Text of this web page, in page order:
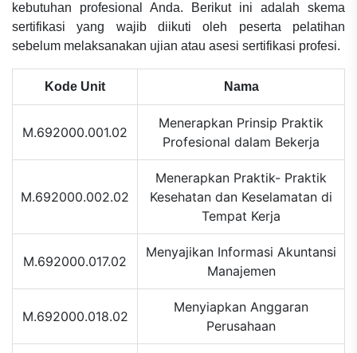
kebutuhan profesional Anda. Berikut ini adalah skema
sertifikasi yang wajib diikuti oleh peserta pelatihan
sebelum melaksanakan ujian atau asesi sertifikasi profesi.
Kode Unit Nama
M.692000.001.02
Menerapkan Prinsip Praktik
Profesional dalam Bekerja
M.692000.002.02
Menerapkan Praktik- Praktik
Kesehatan dan Keselamatan di
Tempat Kerja
M.692000.017.02
Menyajikan Informasi Akuntansi
Manajemen
M.692000.018.02
Menyiapkan Anggaran
Perusahaan